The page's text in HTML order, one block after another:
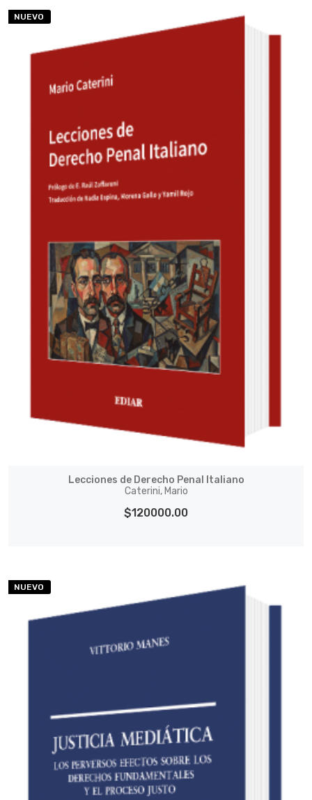
NUEVO
Lecciones de Derecho Penal Italiano
Caterini, Mario
$120000.00
NUEVO